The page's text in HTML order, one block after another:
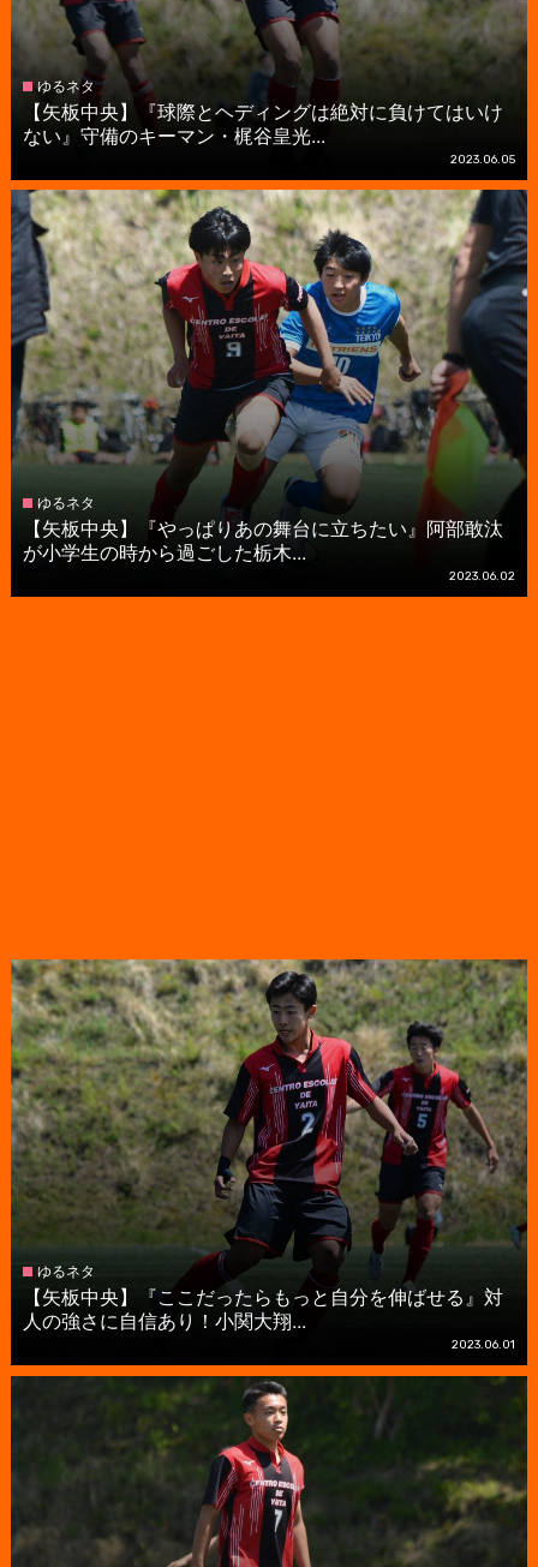
ゆるネタ
【矢板中央】『球際とヘディングは絶対に負けてはいけ
ない』守備のキーマン・梶谷皇光...
2023.06.05
ゆるネタ
【矢板中央】『やっぱりあの舞台に立ちたい』阿部敢汰
が小学生の時から過ごした栃木...
2023.06.02
ゆるネタ
【矢板中央】『ここだったらもっと自分を伸ばせる』対
人の強さに自信あり！小関大翔...
2023.06.01